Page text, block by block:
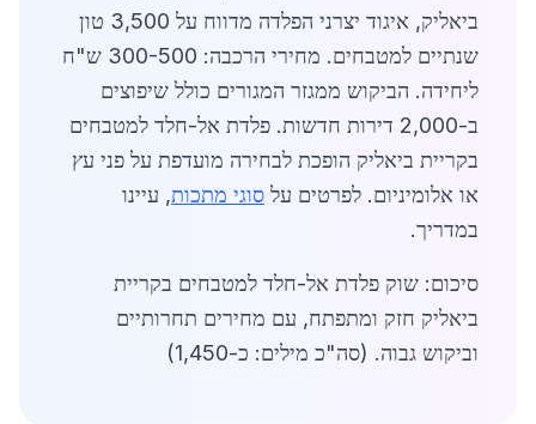
ביאליק, איגוד יצרני הפלדה מדווח על 3,500 טון
שנתיים למטבחים. מחירי הרכבה: 300-500 ש"ח
ליחידה. הביקוש ממגזר המגורים כולל שיפוצים
ב-2,000 דירות חדשות. פלדת אל-חלד למטבחים
בקריית ביאליק הופכת לבחירה מועדפת על פני עץ
או אלומיניום. לפרטים על סוגי מתכות, עיינו
במדריך.
סיכום: שוק פלדת אל-חלד למטבחים בקריית
ביאליק חזק ומתפתח, עם מחירים תחרותיים
וביקוש גבוה. (סה"כ מילים: כ-1,450)